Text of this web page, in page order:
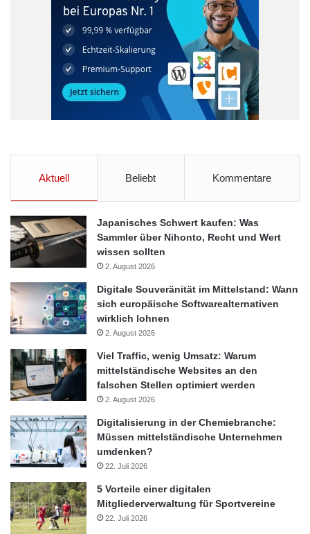
Aktuell Beliebt Kommentare
Japanisches Schwert kaufen: Was
Sammler über Nihonto, Recht und Wert
wissen sollten
2. August 2026
Digitale Souveränität im Mittelstand: Wann
sich europäische Softwarealternativen
wirklich lohnen
2. August 2026
Viel Traffic, wenig Umsatz: Warum
mittelständische Websites an den
falschen Stellen optimiert werden
2. August 2026
Digitalisierung in der Chemiebranche:
Müssen mittelständische Unternehmen
umdenken?
22. Juli 2026
5 Vorteile einer digitalen
Mitgliederverwaltung für Sportvereine
22. Juli 2026